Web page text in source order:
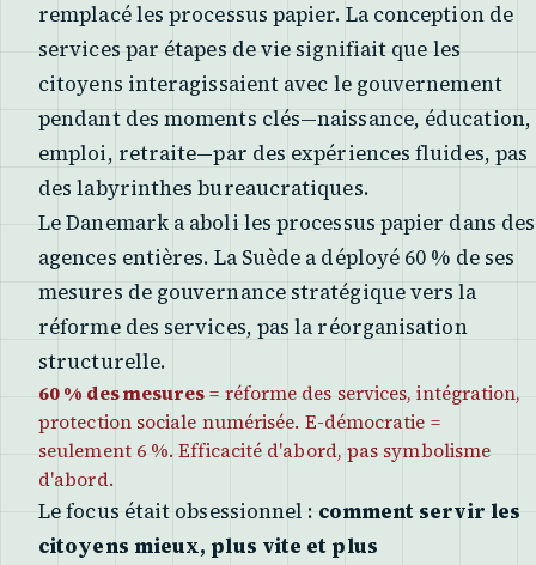
remplacé les processus papier. La conception de
services par étapes de vie signifiait que les
citoyens interagissaient avec le gouvernement
pendant des moments clés—naissance, éducation,
emploi, retraite—par des expériences fluides, pas
des labyrinthes bureaucratiques.
Le Danemark a aboli les processus papier dans des
agences entières. La Suède a déployé 60 % de ses
mesures de gouvernance stratégique vers la
réforme des services, pas la réorganisation
structurelle.
60 % des mesures= réforme des services, intégration,
protection sociale numérisée. E-démocratie =
seulement 6 %. Efficacité d'abord, pas symbolisme
d'abord.
Le focus était obsessionnel : comment servir les
citoyens mieux, plus vite et plus